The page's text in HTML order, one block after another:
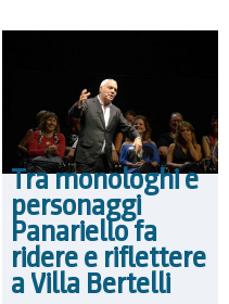
Tra monologhi e
personaggi
Panariello fa
ridere e riflettere
a Villa Bertelli